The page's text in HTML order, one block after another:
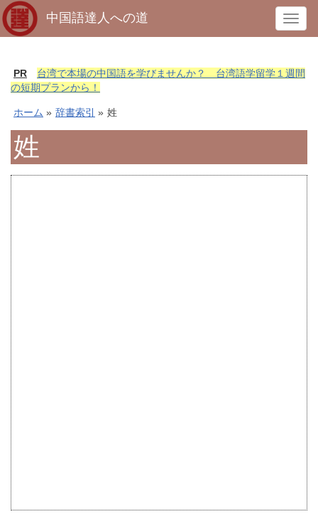
T
o
g
i
中国語達人への道
PR
台湾で本場の中国語を学びませんか？ 台湾語学留学１週間
の短期プランから！
ホーム » 辞書索引 » 姓
姓